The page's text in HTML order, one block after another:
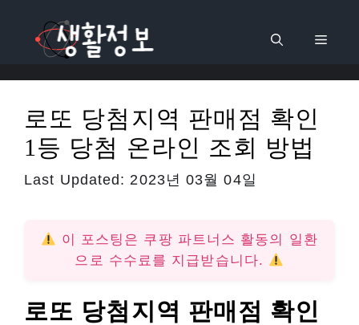
로
메
로또 당첨지역 판매점 확인
1등 당첨 온라인 조회 방법
Last Updated: 2023년 03월 04일
이 포스팅은 쿠팡 파트너스 활동의 일환
으로 수수료를 지급받습니다.
로또 당첨지역 판매점 확인